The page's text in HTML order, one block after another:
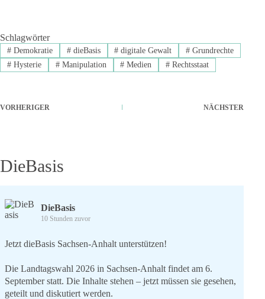
Schlagwörter
#Demokratie #dieBasis # digitale Gewalt # Grundrechte
#Hysterie #Manipulation # Medien # Rechtsstaat
VORHERIGER NÄCHSTER
DieBasis
DieBasis
10 Stunden zuvor
Jetzt dieBasis Sachsen-Anhalt unterstützen!
Die Landtagswahl 2026 in Sachsen-Anhalt findet am 6.
September statt. Die Inhalte stehen – jetzt müssen sie gesehen,
geteilt und diskutiert werden.